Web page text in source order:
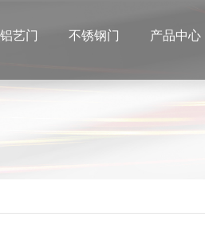
铝艺门 不锈钢门 产品中心